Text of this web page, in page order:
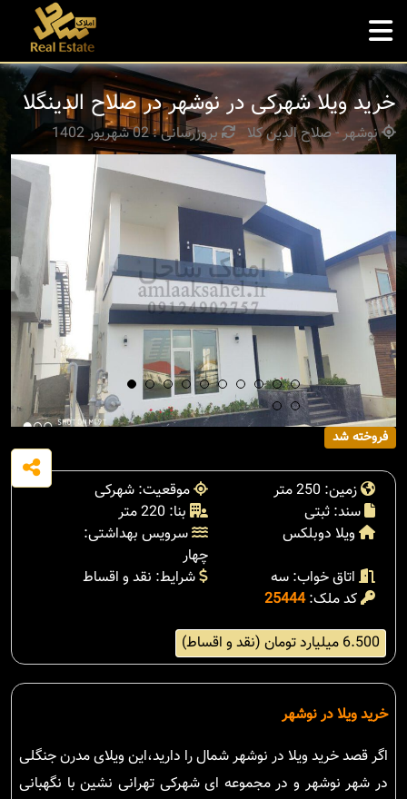
خرید ویلا شهرکی در نوشهر در صلاح الدینگلا
نوشهر - صلاح الدین کلا بروزرسانی : 02 شهریور 1402
فروخته شد
زمین: 250 متر
موقعیت: شهرکی
سند: ثبتی
بنا: 220 متر
ویلا دوبلکس
سرویس بهداشتی:
چهار
اتاق خواب: سه
شرایط: نقد و اقساط
کد ملک:25444
6.500 میلیارد تومان (نقد و اقساط)
خرید ویلا در نوشهر
اگر قصد خرید ویلا در نوشهر شمال را دارید،این ویلای مدرن جنگلی
در شهر نوشهر و در مجموعه ای شهرکی تهرانی نشین با نگهبانی